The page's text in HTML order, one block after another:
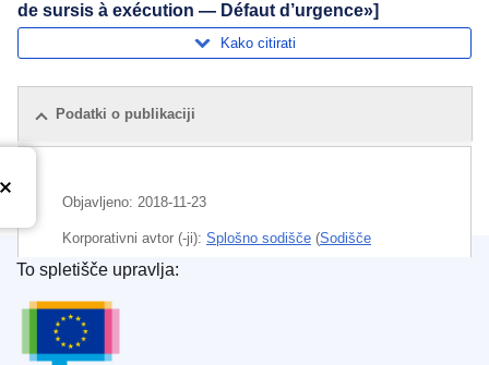
de sursis à exécution — Défaut d’urgence»]
Kako citirati
Podatki o publikaciji
Objavljeno: 2018-11-23
Korporativni avtor (-ji): Splošno sodišče (Sodišče
Evropske unije)
Področje
bolezen
Urad za publikacije Evropske unije
To spletišče upravlja: